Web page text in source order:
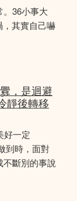
36小事大
其實自己嚇
，是迴避
靜後轉移
好一定
到時，面對
斷別的事說